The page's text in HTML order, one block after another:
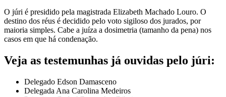
O júri é presidido pela magistrada Elizabeth Machado Louro. O
destino dos réus é decidido pelo voto sigiloso dos jurados, por
maioria simples. Cabe a juíza a dosimetria (tamanho da pena) nos
casos em que há condenação.
Veja as testemunhas já ouvidas pelo júri:
Delegado Edson Damasceno
Delegada Ana Carolina Medeiros